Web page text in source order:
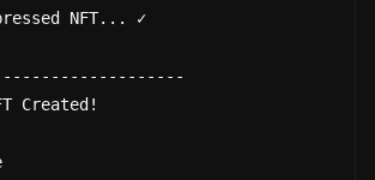
NFT... ✓
Created!